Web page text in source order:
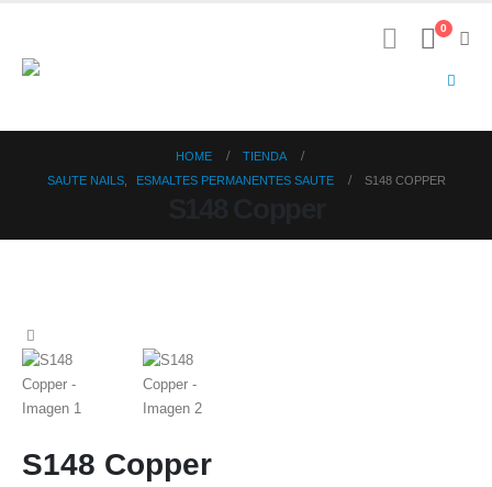
0
HOME
TIENDA
SAUTE NAILS, ESMALTES PERMANENTES SAUTE S148 COPPER
S148 Copper